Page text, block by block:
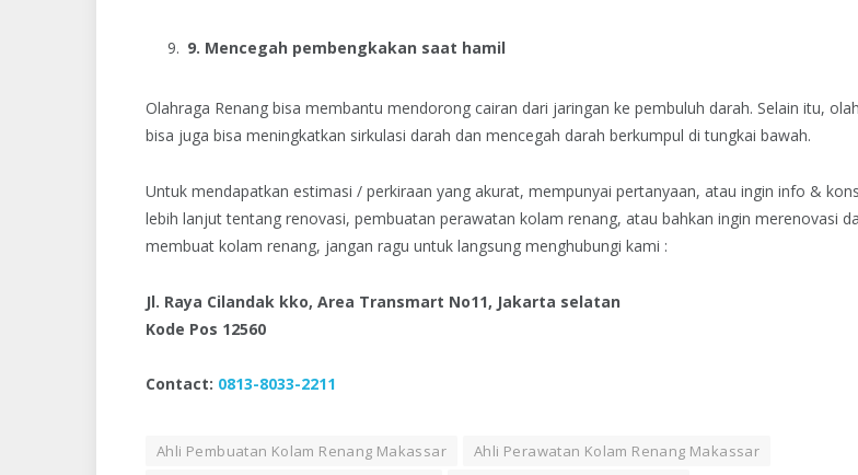
9. Mencegah pembengkakan saat hamil
Olahraga Renang bisa membantu mendorong cairan dari jaringan ke pembuluh darah. Selain itu,
bisa juga bisa meningkatkan sirkulasi darah dan mencegah darah berkumpul di tungkai bawah.
Untuk mendapatkan estimasi / perkiraan yang akurat, mempunyai pertanyaan, atau ingin info &
lebih lanjut tentang renovasi, pembuatan perawatan kolam renang, atau bahkan ingin merenovasi
membuat kolam renang, jangan ragu untuk langsung menghubungi kami :
Jl. Raya Cilandak kko, Area Transmart No11, Jakarta selatan
Kode Pos 12560
Contact: 0813-8033-2211
Ahli Pembuatan Kolam Renang Makassar Ahli Perawatan Kolam Renang Makassar